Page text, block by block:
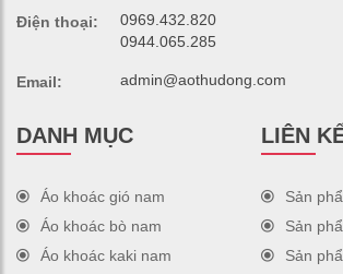
Điện thoại:
0969.432.820
0944.065.285
Email: admin@aothudong.com
DANH MỤC
Áo khoác gió nam
Áo khoác bò nam
Áo khoác kaki nam
LIÊN
Sản
Sản
Sản